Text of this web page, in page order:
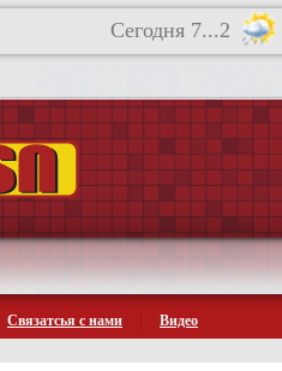
Сегодня 7...2
Связатсья с нами Видео